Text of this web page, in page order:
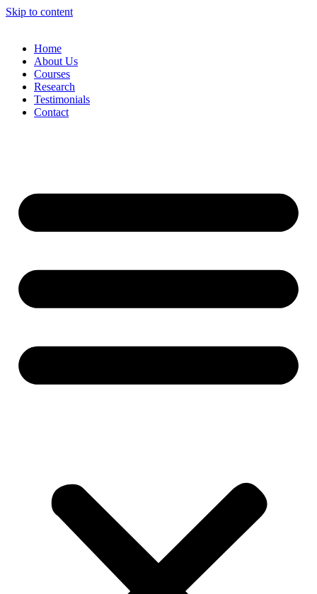
Skip to content
Home
About Us
Courses
Research
Testimonials
Contact